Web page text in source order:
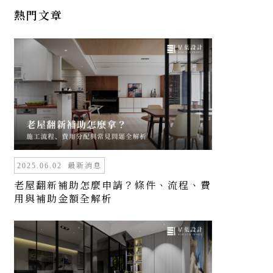
熱門文章
2025.06.02 最新消息
老屋翻新補助怎麼申請？條件、流程、費
用與補助金額全解析